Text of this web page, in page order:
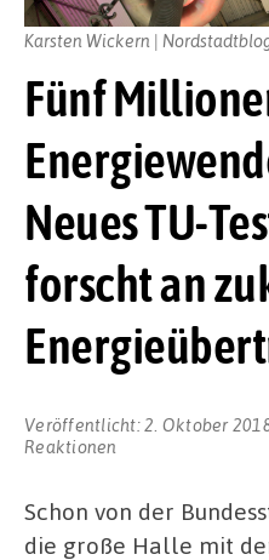
Fünf
Neues TU-
forscht an
Veröffentlicht:2. Oktober
Reaktionen
Karsten Wickern |
Schon von der
die große Halle mit